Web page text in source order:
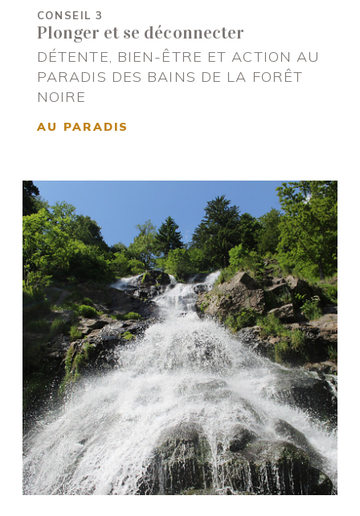
CONSEIL 3
Plonger et se déconnecter
DÉTENTE, BIEN-ÊTRE ET ACTION AU
PARADIS DES BAINS DE LA FORÊT
NOIRE
AU PARADIS